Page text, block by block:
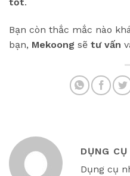
Bạn còn thắc mắc nào
bạn, Mekoong sẽ tư vấn
DỤNG
Dụng cụ